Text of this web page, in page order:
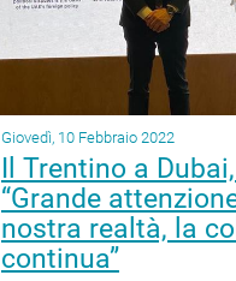
Giovedì, 10 Febbraio 2022
Il Trentino a
“Grande
nostra realtà, la
continua”